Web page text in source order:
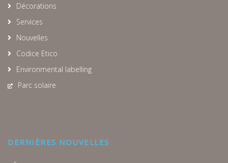
Décorations
Services
Nouvelles
Codice Etico
Environmental labelling
Parc solaire
DERNIÈRES NOUVELLES